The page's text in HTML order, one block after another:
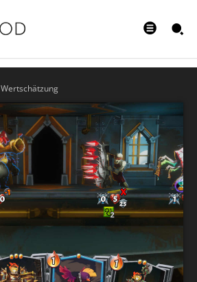
Wertschätzung